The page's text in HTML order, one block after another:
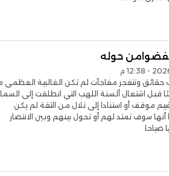
حوله
وتتفجر مفاجآت لم تكن الغالبية العظمى
قبل اشتعال ألسنة اللهب التي انطلقت إلى
موقف أو استنادا إلى تلال من الثقة لم يكن
سوف تمتد لهم أو تحول بينهم وبين الانتصار
صياحا